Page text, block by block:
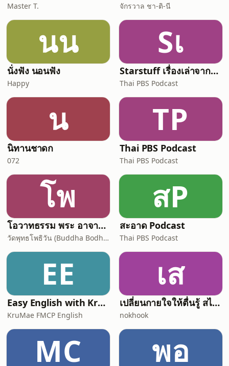
Master T. จักรวาล ชา-ติ-นี
นน
นั่งฟัง นอนฟัง
Happy
Sเ
Starstuff เรื่องเล่าจากดวงดาว
Thai PBS Podcast
น
นิทานชาดก
072
TP
Thai PBS Podcast
Thai PBS Podcast
โพ
โอวาทธรรม พระ อาจารย์ กัลยาโณ
วัดพุทธโพธิวัน (Buddha Bodhivana Monastery - Ajahn Kalyano)
สP
สะอาด Podcast
Thai PBS Podcast
EE
Easy English with KruMae FMCP English
KruMae FMCP English
เส
เปลี่ยนกายใจให้ตื่นรู้ สไตล์ "พื้นที่ของควา
nokhook
MC พอ